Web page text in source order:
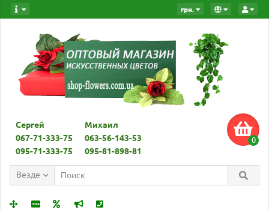
грн.
Сергей
067-71-333-75
095-71-333-75
Михаил
063-56-143-53
095-81-898-81
0
Везде